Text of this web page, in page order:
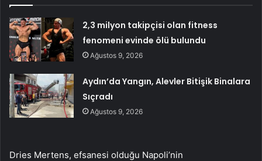
2,3 milyon takipçisi olan fitness
fenomeni evinde ölü bulundu
Ağustos 9, 2026
Aydın’da Yangın, Alevler Bitişik Binalara
Sıçradı
Ağustos 9, 2026
Dries Mertens, efsanesi olduğu Napoli’nin